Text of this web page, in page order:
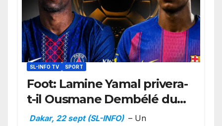
SL-INFO TV SPORT
Foot: Lamine Yamal privera-
t-il Ousmane Dembélé du
Ballon d’or ?
Dakar, 22 sept (SL-INFO) – Un